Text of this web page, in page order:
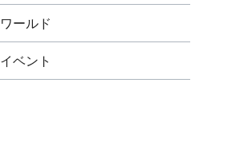
ワールド
イベント